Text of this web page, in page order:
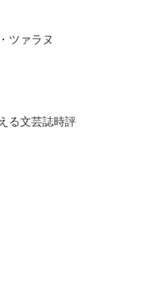
ツァラヌ
る文芸誌時評